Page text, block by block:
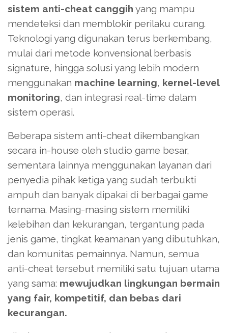
sistem anti-cheat canggih yang mampu
mendeteksi dan memblokir perilaku curang.
Teknologi yang digunakan terus berkembang,
mulai dari metode konvensional berbasis
signature, hingga solusi yang lebih modern
menggunakan machine learning, kernel-level
monitoring, dan integrasi real-time dalam
sistem operasi.
Beberapa sistem anti-cheat dikembangkan
secara in-house oleh studio game besar,
sementara lainnya menggunakan layanan dari
penyedia pihak ketiga yang sudah terbukti
ampuh dan banyak dipakai di berbagai game
ternama. Masing-masing sistem memiliki
kelebihan dan kekurangan, tergantung pada
jenis game, tingkat keamanan yang dibutuhkan,
dan komunitas pemainnya. Namun, semua
anti-cheat tersebut memiliki satu tujuan utama
yang sama: mewujudkan lingkungan bermain
yang fair, kompetitif, dan bebas dari
kecurangan.